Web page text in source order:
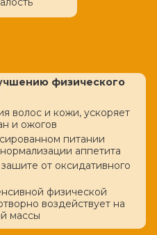
физического
волос и кожи, ускоряет
и ожогов
питании
аппетита
от оксидативного
физической
воздействует на
массы